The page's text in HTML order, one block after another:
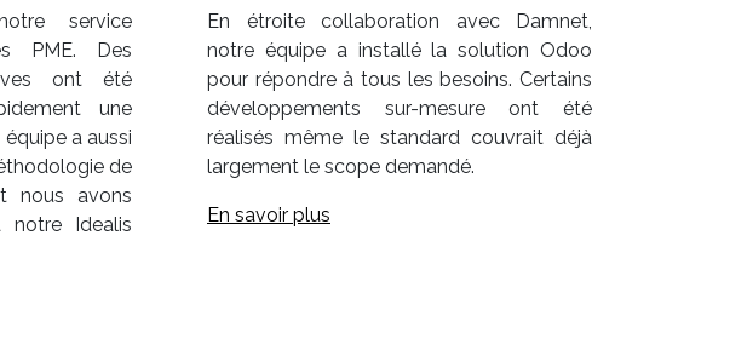
service
PME. Des
ont été
une
a aussi
de
nous avons
notre Idealis
En étroite collaboration avec Damnet,
notre équipe a installé la solution Odoo
pour répondre à tous les besoins. Certains
développements sur-mesure ont été
réalisés même le standard couvrait déjà
largement le scope demandé.
En savoir plus